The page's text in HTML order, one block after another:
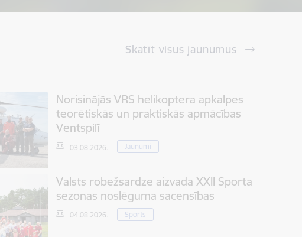
Skatīt visus jaunumus
Norisinājās VRS helikoptera apkalpes
teorētiskās un praktiskās apmācības
Ventspilī
03.08.2026. Jaunumi
Valsts robežsardze aizvada XXII Sporta
sezonas noslēguma sacensības
04.08.2026. Sports